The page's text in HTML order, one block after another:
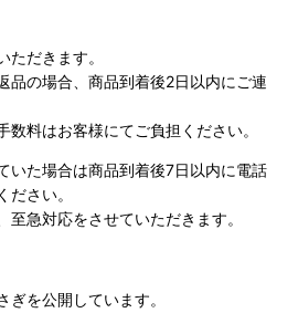
だきます。
品の場合、商品到着後2日以内にご連
数料はお客様にてご負担ください。
いた場合は商品到着後7日以内に電話
ださい。
至急対応をさせていただきます。
ぎを公開しています。